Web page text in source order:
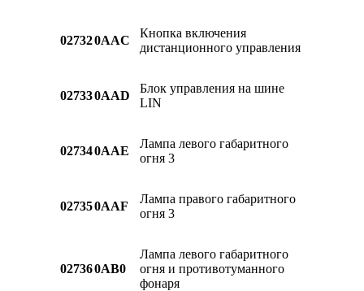
027320AAC
Кнопка включения
дистанционного управления
027330AAD
Блок управления на шине
LIN
027340AAE
Лампа левого габаритного
огня 3
027350AAF
Лампа правого габаритного
огня 3
027360AB0
Лампа левого габаритного
огня и противотуманного
фонаря